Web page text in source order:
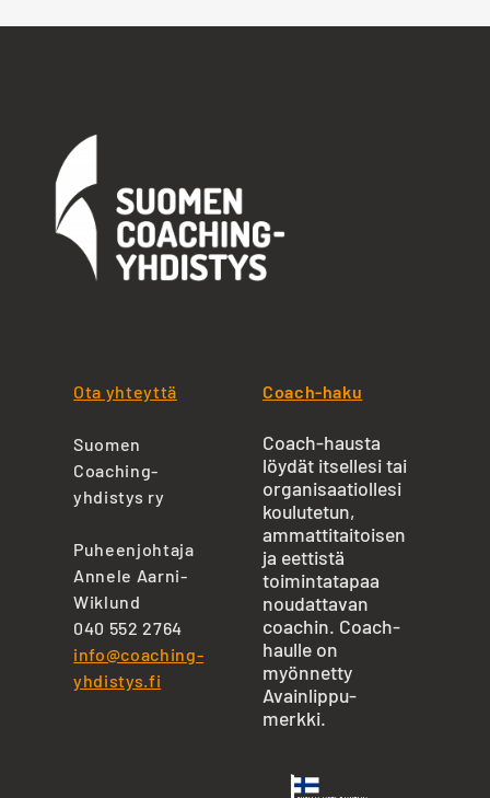
Ota yhteyttä
Suomen
Coaching-
yhdistys ry
Puheenjohtaja
Annele Aarni-
Wiklund
040 552 2764
info@coaching-
yhdistys.fi
Coach-haku
Coach-hausta
löydät itsellesi tai
organisaatiollesi
koulutetun,
ammattitaitoisen
ja eettistä
toimintatapaa
noudattavan
coachin. Coach-
haulle on
myönnetty
Avainlippu-
merkki.